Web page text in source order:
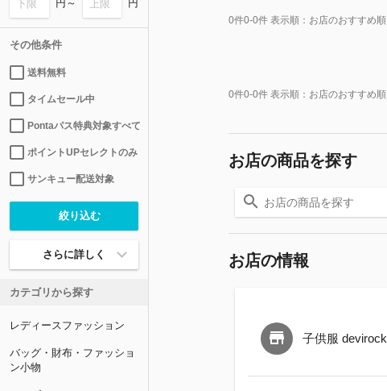
0件0-0件 表示順： お店のおすすめ順
0件0-0件 表示順： お店のおすすめ順
お店の商品を探す
お店の情報
子供服 devirock
円～ 円
その他条件
送料無料
タイムセール中
Pontaパス特典対象すべて
ポイントUPセレクトのみ
サンキュー配送対象
さらに詳しく
カテゴリから探す
レディースファッション
バッグ・財布・ファッショ
ン小物